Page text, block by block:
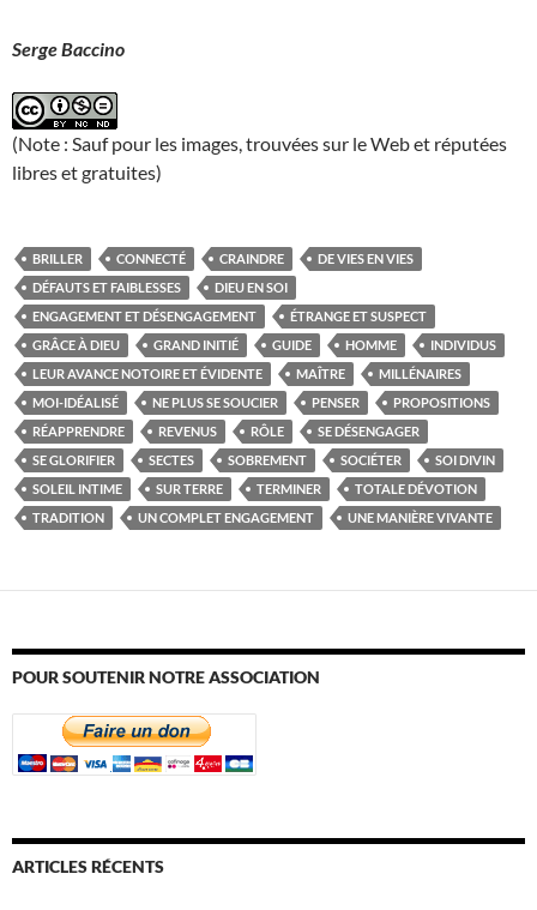
Serge Baccino
(Note : Sauf pour les images, trouvées sur le Web et réputées
libres et gratuites)
BRILLER CONNECTÉ CRAINDRE
DE VIES EN VIES
DÉFAUTS ET FAIBLESSES
DIEU EN SOI
ENGAGEMENT ET DÉSENGAGEMENT
ÉTRANGE ET SUSPECT
GRÂCE À DIEU
GRAND INITIÉ GUIDE HOMME
INDIVIDUS
LEUR AVANCE NOTOIRE ET ÉVIDENTE
MAÎTRE
MILLÉNAIRES
MOI-IDÉALISÉ
NE PLUS SE SOUCIER PENSER
PROPOSITIONS
RÉAPPRENDRE
REVENUS RÔLE
SE DÉSENGAGER
SE GLORIFIER
SECTES SOBREMENT SOCIÉTER
SOI DIVIN
SOLEIL INTIME
SUR TERRE TERMINER
TOTALE DÉVOTION
TRADITION
UN COMPLET ENGAGEMENT UNE MANIÈRE VIVANTE
POUR SOUTENIR NOTRE ASSOCIATION
ARTICLES RÉCENTS